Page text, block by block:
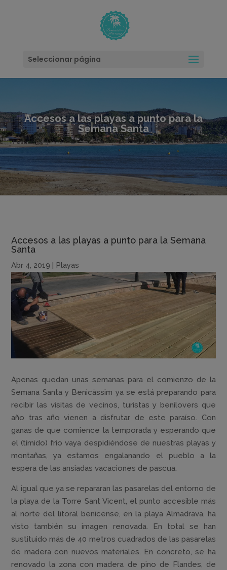
Seleccionar página
Accesos a las playas a punto para la
Semana Santa
Accesos a las playas a punto para la Semana
Santa
Abr 4, 2019 | Playas
Apenas quedan unas semanas para el comienzo de la
Semana Santa y Benicàssim ya se está preparando para
recibir las visitas de vecinos, turistas y benilovers que
año tras año vienen a disfrutar de este paraíso. Con
ganas de que comience la temporada y esperando que
el (tímido) frío vaya despidiéndose de nuestras playas y
montañas, ya estamos engalanando el pueblo a la
espera de las ansiadas vacaciones de pascua.
Al igual que ya se repararan las pasarelas del entorno de
la playa de la Torre Sant Vicent, el punto accesible más
al norte del litoral benicense, en la playa Almadrava, ha
visto también su imagen renovada. En total se han
sustituido más de 40 metros cuadrados de las pasarelas
de madera con nuevos materiales. En concreto, se ha
renovado la zona con madera de pino de Flandes, de